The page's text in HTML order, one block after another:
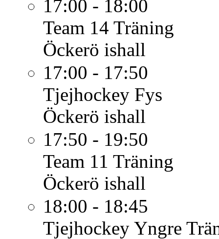
17:00 - 18:00
Team 14 Träning
Öckerö ishall
17:00 - 17:50
Tjejhockey Fys
Öckerö ishall
17:50 - 19:50
Team 11 Träning
Öckerö ishall
18:00 - 18:45
Tjejhockey Yngre